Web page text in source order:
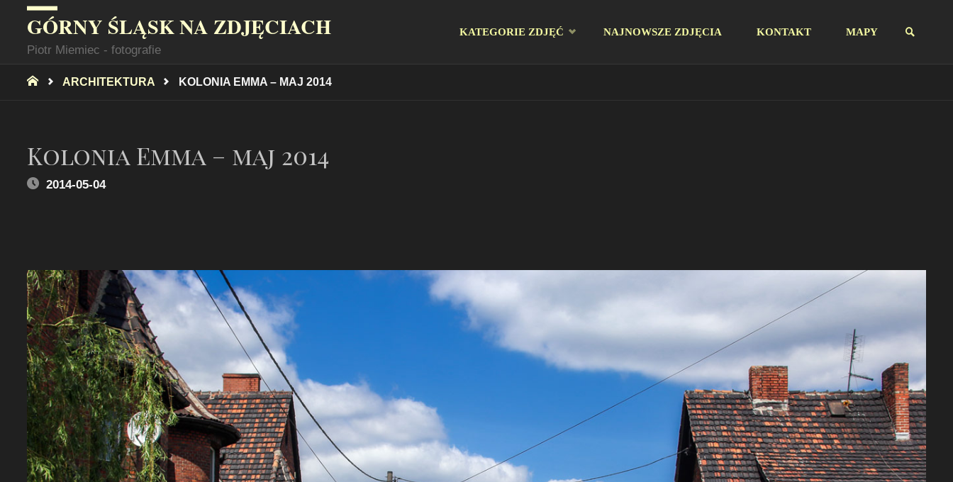
GÓRNY ŚLĄSK NA ZDJĘCIACH
Piotr Miemiec - fotografie
KATEGORIE ZDJĘĆ NAJNOWSZE ZDJĘCIA KONTAKT MAPY
STRONA
ARCHITEKTURA KOLONIA EMMA – MAJ 2014
Kolonia Emma – maj 2014
2014-05-04